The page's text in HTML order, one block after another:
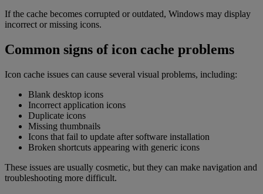
If the cache becomes corrupted or outdated, Windows may display
incorrect or missing icons.
Common signs of icon cache problems
Icon cache issues can cause several visual problems, including:
Blank desktop icons
Incorrect application icons
Duplicate icons
Missing thumbnails
Icons that fail to update after software installation
Broken shortcuts appearing with generic icons
These issues are usually cosmetic, but they can make navigation and
troubleshooting more difficult.